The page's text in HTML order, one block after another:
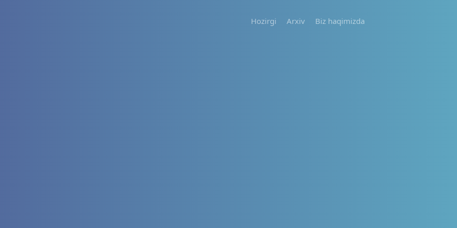
Hozirgi Arxiv Biz haqimizda